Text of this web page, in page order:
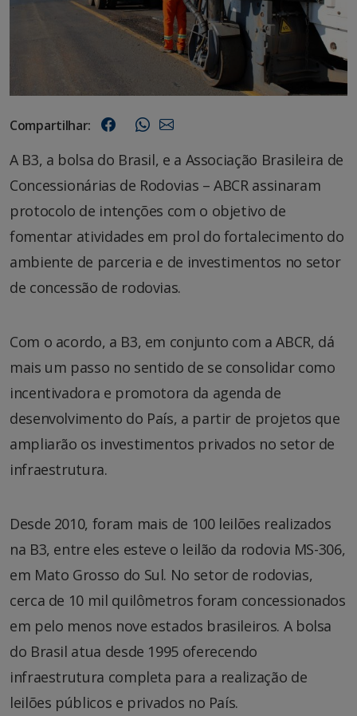
Compartilhar:
A B3, a bolsa do Brasil, e a Associação Brasileira de
Concessionárias de Rodovias – ABCR assinaram
protocolo de intenções com o objetivo de
fomentar atividades em prol do fortalecimento do
ambiente de parceria e de investimentos no setor
de concessão de rodovias.
Com o acordo, a B3, em conjunto com a ABCR, dá
mais um passo no sentido de se consolidar como
incentivadora e promotora da agenda de
desenvolvimento do País, a partir de projetos que
ampliarão os investimentos privados no setor de
infraestrutura.
Desde 2010, foram mais de 100 leilões realizados
na B3, entre eles esteve o leilão da rodovia MS-306,
em Mato Grosso do Sul. No setor de rodovias,
cerca de 10 mil quilômetros foram concessionados
em pelo menos nove estados brasileiros. A bolsa
do Brasil atua desde 1995 oferecendo
infraestrutura completa para a realização de
leilões públicos e privados no País.